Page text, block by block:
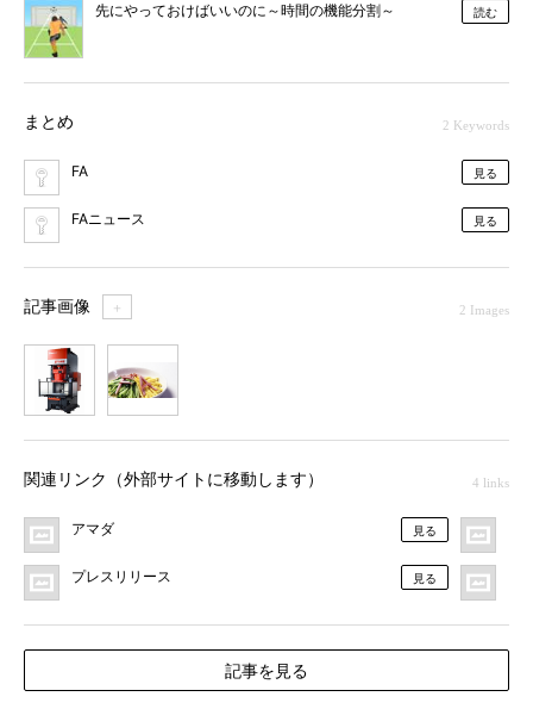
先にやっておけばいいのに～時間の機能分割～ 読む
まとめ 2 Keywords
FA 見る
FAニュース 見る
記事画像 ＋ 2 Images
関連リンク（外部サイトに移動します） 4 links
アマダ 見る
プレスリリース 見る
記事を見る